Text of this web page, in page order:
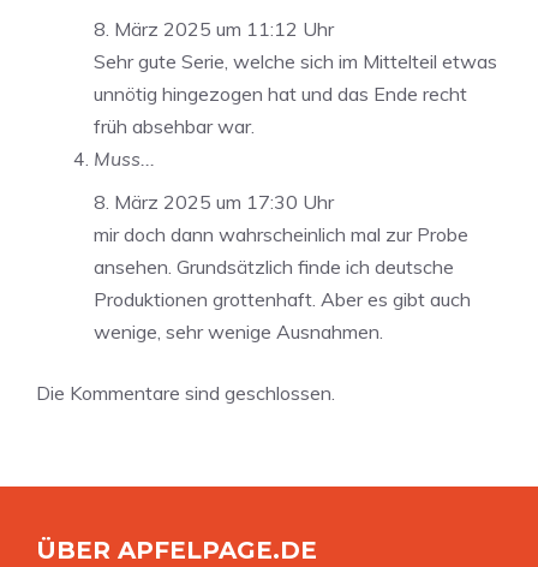
8. März 2025 um 11:12 Uhr
Sehr gute Serie, welche sich im Mittelteil etwas
unnötig hingezogen hat und das Ende recht
früh absehbar war.
Muss...
8. März 2025 um 17:30 Uhr
mir doch dann wahrscheinlich mal zur Probe
ansehen. Grundsätzlich finde ich deutsche
Produktionen grottenhaft. Aber es gibt auch
wenige, sehr wenige Ausnahmen.
Die Kommentare sind geschlossen.
ÜBER APFELPAGE.DE